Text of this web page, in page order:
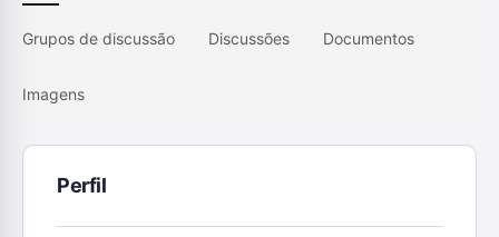
Grupos de discussão Discussões Documentos
Imagens
Perfil